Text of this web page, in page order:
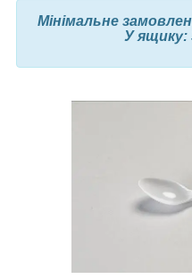
Мінімальне
У ящику: